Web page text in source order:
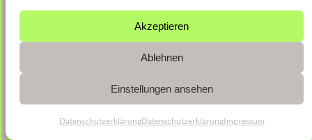
Akzeptieren
Ablehnen
Einstellungen ansehen
DatenschutzerklärungDatenschutzerklärungImpressum